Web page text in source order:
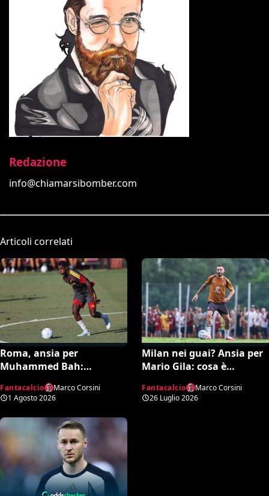
Redazione
info@chiamarsibomber.com
Articoli correlati
Roma, ansia per
Muhammed Bah:
e stop per il giovane di
Gasperini
Fantacalcio
Marco Corsini
1 Agosto 2026
Milan nei guai? Ansia per
Mario Gila: cosa è
col Celtic e quando torna
Fantacalcio
Marco Corsini
26 Luglio 2026